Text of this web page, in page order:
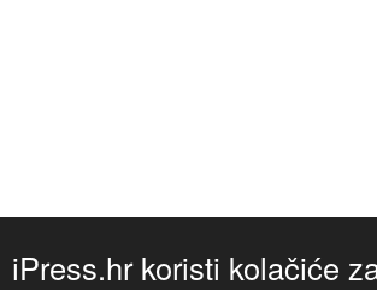
iPress.hr koristi kolačiće